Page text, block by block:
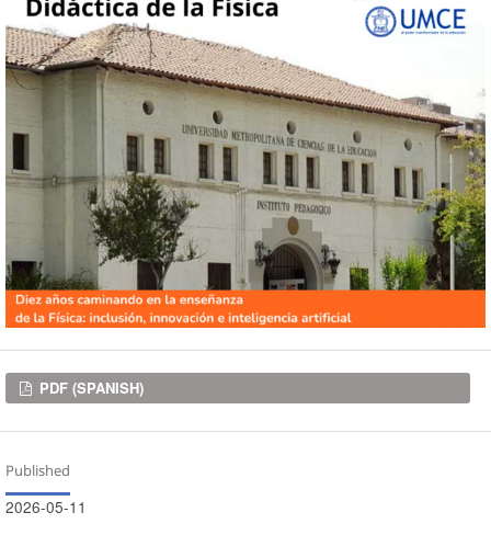
Downloads
PDF (SPANISH)
Published
2026-05-11